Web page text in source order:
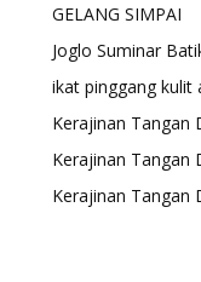
GELANG SIMPAI
Joglo Suminar
ikat pinggang kulit
Kerajinan Tangan
Kerajinan Tangan
Kerajinan Tangan